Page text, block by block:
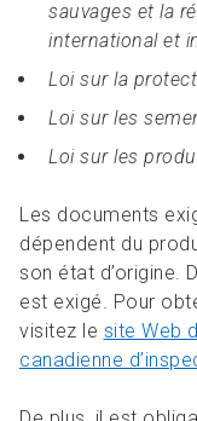
sauvages et la
international et
Loi sur la
Loi sur les
Loi sur les
Les documents
dépendent du
son état d’origine.
est exigé. Pour
visitez le site Web
canadienne